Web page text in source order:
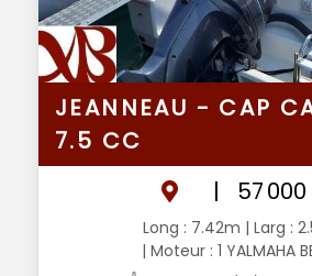
JEANNEAU - CAP
7.5 CC
|
57
Long : 7.42m | Larg :
| Moteur : 1 YALMAHA